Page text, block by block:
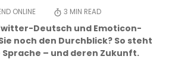
ONLINE 3 MIN READ
Deutsch und Emoticon-
noch den Durchblick? So steht
– und deren Zukunft.